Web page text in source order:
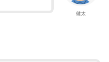
健太